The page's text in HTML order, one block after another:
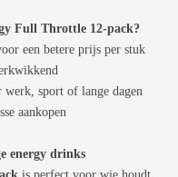
Full Throttle 12-pack?
een betere prijs per stuk
werk, sport of lange dagen
aankopen
energy drinks